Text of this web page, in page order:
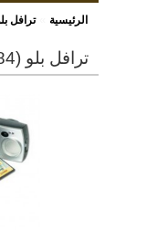
الرئيسية »ترافل بلو (784) جراب سفر